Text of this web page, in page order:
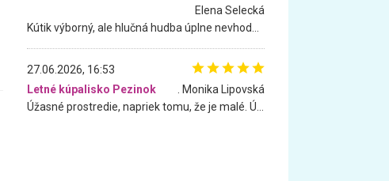
Elena Selecká
27.06.2026, 16:53
Letné kúpalisko Pezinok
. Monika Lipovská